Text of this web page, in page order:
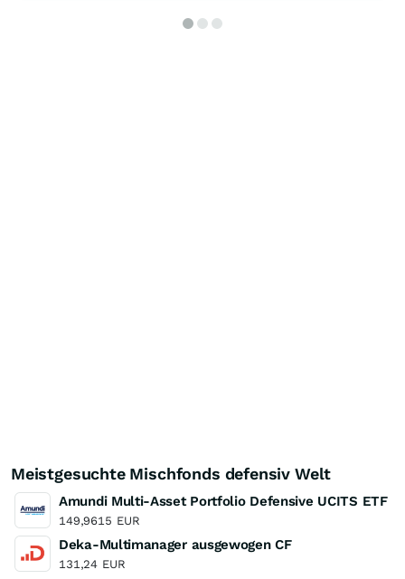
Meistgesuchte Mischfonds defensiv Welt
Amundi Multi-Asset Portfolio Defensive UCITS ETF
149,9615 EUR
Deka-Multimanager ausgewogen CF
131,24 EUR